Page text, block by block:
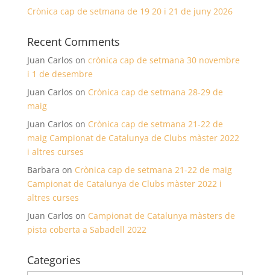
Crònica cap de setmana de 19 20 i 21 de juny 2026
Recent Comments
Juan Carlos on crònica cap de setmana 30 novembre
i 1 de desembre
Juan Carlos on Crònica cap de setmana 28-29 de
maig
Juan Carlos on Crònica cap de setmana 21-22 de
maig Campionat de Catalunya de Clubs màster 2022
i altres curses
Barbara on Crònica cap de setmana 21-22 de maig
Campionat de Catalunya de Clubs màster 2022 i
altres curses
Juan Carlos on Campionat de Catalunya màsters de
pista coberta a Sabadell 2022
Categories